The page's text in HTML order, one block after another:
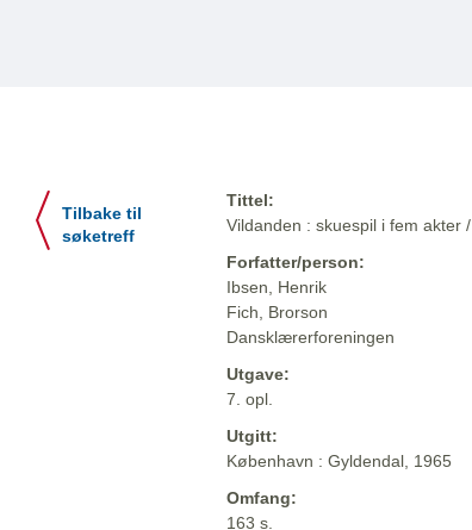
Tilbake til
søketreff
Tittel:
Vildanden : skuespil i fem akter
Forfatter/person:
Ibsen, Henrik
Fich, Brorson
Dansklærerforeningen
Utgave:
7. opl.
Utgitt:
København : Gyldendal, 1965
Omfang:
163 s.